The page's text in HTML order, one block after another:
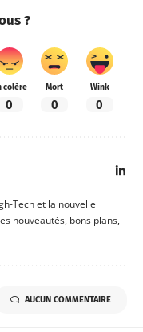
?
colère
0
Mort
0
Wink
0
Tech et la nouvelle
nouveautés, bons plans,
AUCUN COMMENTAIRE